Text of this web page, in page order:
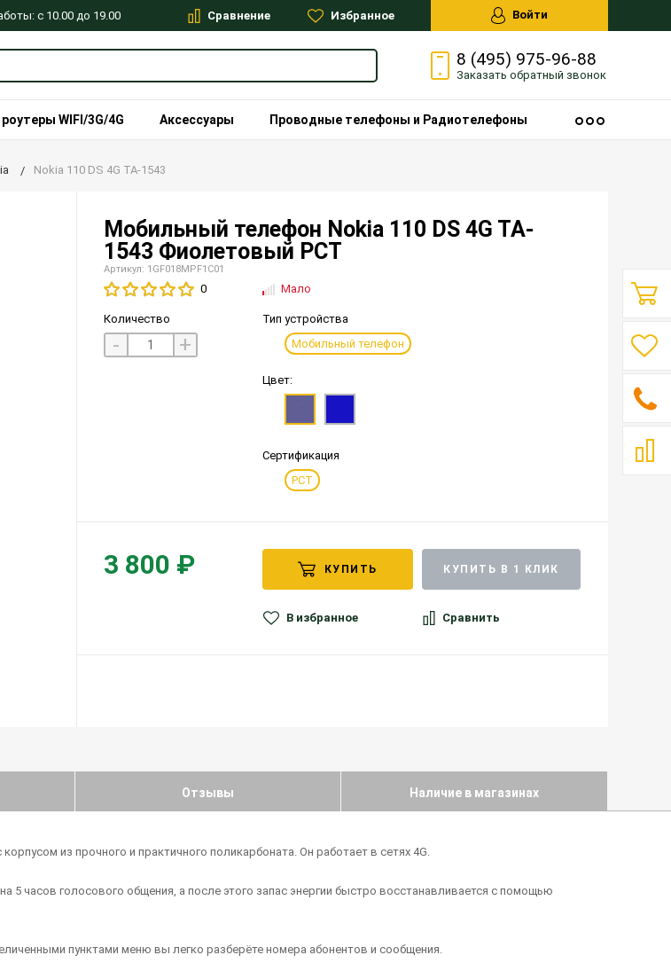
с 10.00 до 19.00 Сравнение Избранное Войти
8 (495) 975-96-88
Заказать обратный звонок
WIFI/3G/4G Аксессуары Проводные телефоны и Радиотелефоны
Nokia 110 DS 4G TA-1543
Мобильный телефон Nokia 110 DS 4G TA-
1543 Фиолетовый РСТ
Артикул: 1GF018MPF1C01
0 Мало
Количество
- +
Тип устройства
Мобильный телефон
Цвет:
Сертификация
РСТ
3 800 ₽ КУПИТЬ КУПИТЬ В 1 КЛИК
В избранное Сравнить
Отзывы Наличие в магазинах
из прочного и практичного поликарбоната. Он работает в сетях 4G.
часов голосового общения, а после этого запас энергии быстро восстанавливается с помощью
пунктами меню вы легко разберёте номера абонентов и сообщения.